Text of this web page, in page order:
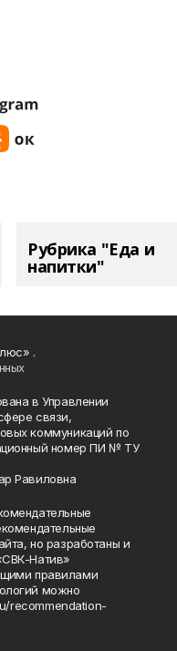
Рубрика "Еда и
напитки"
.
в Управлении
связи,
коммуникаций по
номер ПИ № ТУ
Равиловна
но разработаны и
Натив»
правилами
можно
recommendation-